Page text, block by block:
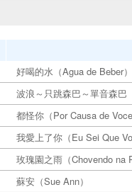
好喝的水（Agua de Beber）
波浪～只跳森巴～單音森巴
都怪你（Por Causa de
我愛上了你（Eu Sei Que
玫瑰園之雨（Chovendo na
蘇安（Sue Ann）